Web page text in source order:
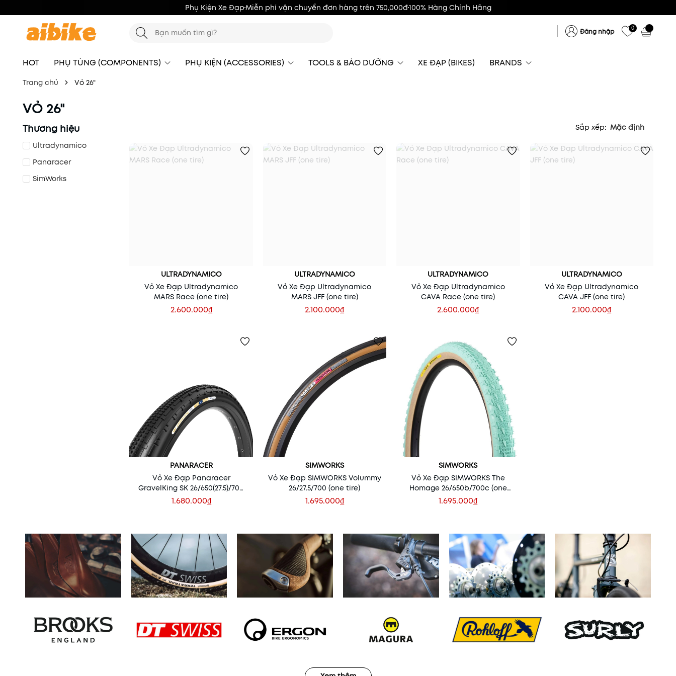
Phụ Kiện Xe ĐạpMiễn phí vận chuyển đơn hàng trên 750,000đ100% Hàng Chính Hãng
Đăng nhập 0
HOT PHỤ TÙNG (COMPONENTS) PHỤ KIỆN (ACCESSORIES) TOOLS & BẢO DƯỠNG XE ĐẠP (BIKES) BRANDS
Trang chủ Vỏ 26"
VỎ 26"
Thương hiệu
Ultradynamico
Panaracer
SimWorks
Sắp xếp: Mặc định
ULTRADYNAMICO
Vỏ Xe Đạp Ultradynamico
MARS Race (one tire)
2.600.000₫
ULTRADYNAMICO
Vỏ Xe Đạp Ultradynamico
MARS JFF (one tire)
2.100.000₫
ULTRADYNAMICO
Vỏ Xe Đạp Ultradynamico
CAVA Race (one tire)
2.600.000₫
ULTRADYNAMICO
Vỏ Xe Đạp Ultradynamico
CAVA JFF (one tire)
2.100.000₫
PANARACER
Vỏ Xe Đạp Panaracer
GravelKing SK 26/650(27.5)/700
(one tire)
1.680.000₫
SIMWORKS
Vỏ Xe Đạp SIMWORKS Volummy
26/27.5/700 (one tire)
1.695.000₫
SIMWORKS
Vỏ Xe Đạp SIMWORKS The
Homage 26/650b/700c (one
tire)
1.695.000₫